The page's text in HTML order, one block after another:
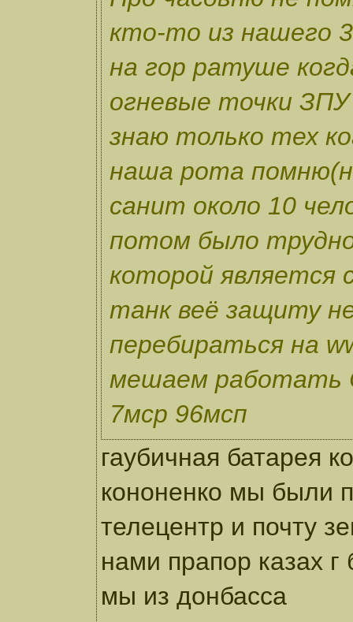
кто-то из нашего
на гор ратуше
огневые точки
знаю только тех
наша рота
санит около 10
потом было
которой является
танк веё защиту
перебираться на
мешаем работать
7мср 96мсп
гаубичная батарея
кононенко мы были
телецентр и почту
нами прапор казах
мы из донбасса